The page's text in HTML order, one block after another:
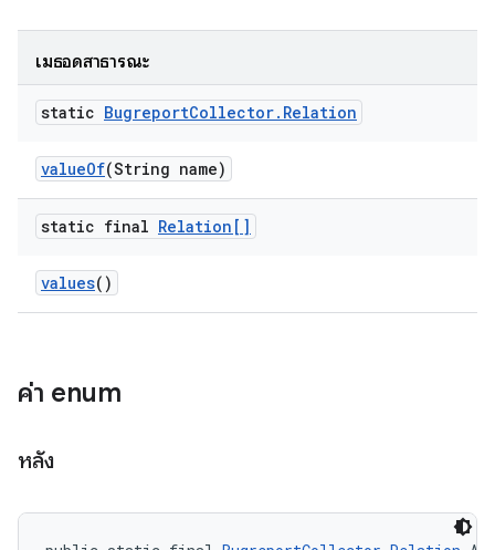
เมธอดสาธารณะ
static BugreportCollector. Relation
valueOf(String name)
static final Relation[]
values()
ค่า enum
หลัง